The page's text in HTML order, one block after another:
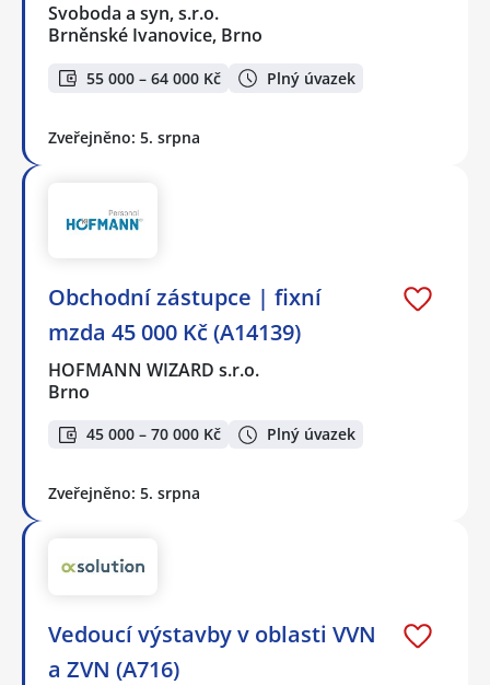
Svoboda a syn, s.r.o.
Brněnské Ivanovice, Brno
55 000 – 64 000 Kč Plný úvazek
Zveřejněno: 5. srpna
Obchodní zástupce | fixní
mzda 45 000 Kč (A14139)
HOFMANN WIZARD s.r.o.
Brno
45 000 – 70 000 Kč Plný úvazek
Zveřejněno: 5. srpna
Vedoucí výstavby v oblasti VVN
a ZVN (A716)